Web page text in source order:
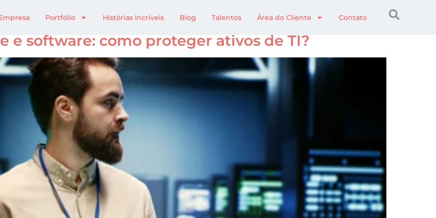
Portfólio Histórias Incríveis Blog Talentos Área do Cliente Contato
e software: como proteger ativos de TI?